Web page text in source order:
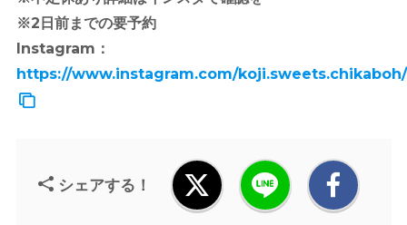
※2日前までの要予約
Instagram：
https://www.instagram.com/koji.sweets.chikaboh/
シェアする！